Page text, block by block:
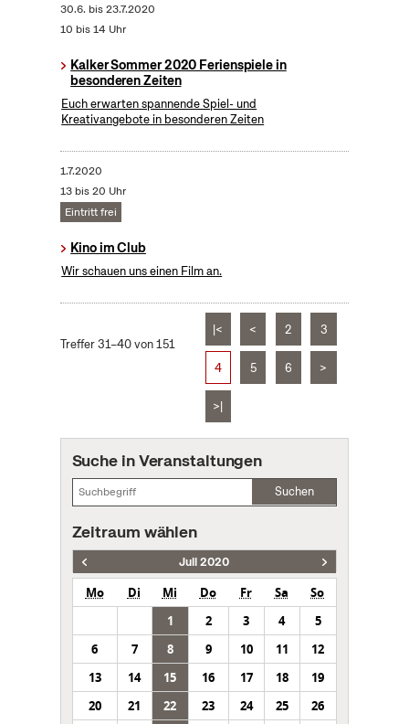
30.6. bis23.7.2020
10 bis 14 Uhr
Kalker Sommer 2020 Ferienspiele in
besonderen Zeiten
Euch erwarten spannende Spiel- und
Kreativangebote in besonderen Zeiten
1.7.2020
13 bis 20 Uhr
Eintritt frei
Kino im Club
Wir schauen uns einen Film an.
Treffer 31–40 von 151
|< < 2 3
4 5 6 >
>|
Suche in Veranstaltungen
Suchen
Zeitraum wählen
Juli 2020
Mo Di Mi Do Fr Sa
So
1
2 3 4
5
6
7 8 9 10 11
12
13
14 15 16 17 18
19
20
21 22 23 24 25
26